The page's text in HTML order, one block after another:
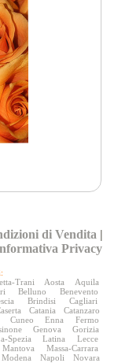
di Vendita |
Privacy
Trani Aosta
Aquila
Belluno
Benevento
Brindisi
Cagliari
Catania
Catanzaro
Cuneo Enna
Fermo
Genova
Gorizia
Spezia Latina
Lecce
Mantova
Massa-Carrara
Modena Napoli
Novara